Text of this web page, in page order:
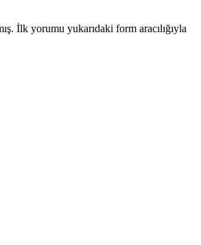
İlk yorumu yukarıdaki form aracılığıyla